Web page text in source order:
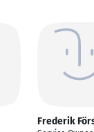
Frederik